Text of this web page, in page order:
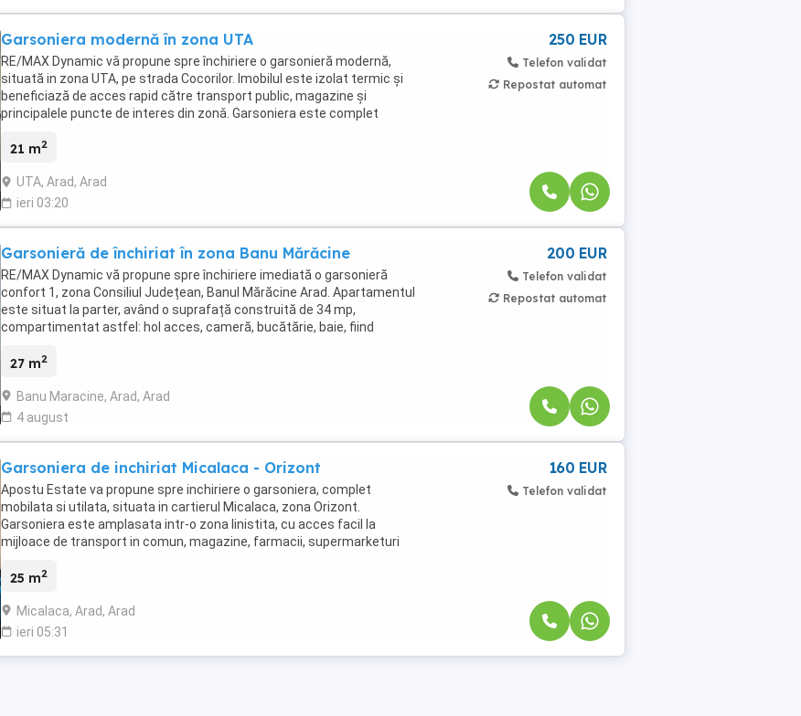
Garsoniera modernă în zona UTA
RE/MAX Dynamic vǎ propune spre închiriere o garsonieră modernă,
situată in zona UTA, pe strada Cocorilor. Imobilul este izolat termic și
beneficiază de acces rapid către transport public, magazine și
principalele puncte de interes din zonǎ. Garsoniera este complet
21 m2
UTA, Arad, Arad
ieri 03:20
250 EUR
Telefon validat
Repostat automat
Garsonieră de închiriat în zona Banu Mărăcine
RE/MAX Dynamic vă propune spre închiriere imediată o garsonieră
confort 1, zona Consiliul Județean, Banul Mărăcine Arad. Apartamentul
este situat la parter, având o suprafață construită de 34 mp,
compartimentat astfel: hol acces, cameră, bucătărie, baie, fiind
27 m2
Banu Maracine, Arad, Arad
4 august
200 EUR
Telefon validat
Repostat automat
Garsoniera de inchiriat Micalaca - Orizont
Apostu Estate va propune spre inchiriere o garsoniera, complet
mobilata si utilata, situata in cartierul Micalaca, zona Orizont.
Garsoniera este amplasata intr-o zona linistita, cu acces facil la
mijloace de transport in comun, magazine, farmacii, supermarketuri
25 m2
Micalaca, Arad, Arad
ieri 05:31
160 EUR
Telefon validat